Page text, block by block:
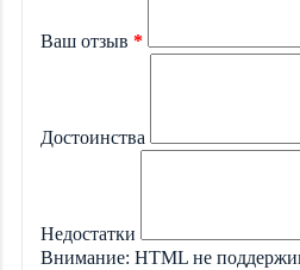
Ваш отзыв
Достоинства
Недостатки
Внимание: HTML не